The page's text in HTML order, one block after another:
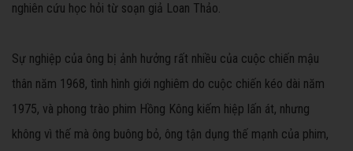
nghiên cứu học hỏi từ soạn giả Loan Thảo.
Sự nghiệp của ông bị ảnh hưởng rất nhiều của cuộc chiến mậu
thân năm 1968, tình hình giới nghiêm do cuộc chiến kéo dài năm
1975, và phong trào phim Hồng Kông kiếm hiệp lấn át, nhưng
không vì thế mà ông buông bỏ, ông tận dụng thế mạnh của phim,